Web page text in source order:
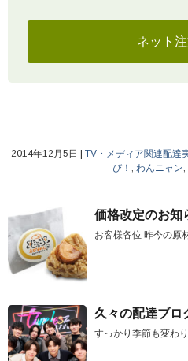
ネット
2014年12月5日 | TV・メディア関連配達
び！
わんニャン
価格改定のお知
お客様各位 昨今の原
久々の配達ブ
すっかり季節も変わ